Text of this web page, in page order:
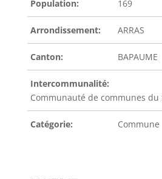
Population: 169
Arrondissement: ARRAS
Canton: BAPAUME
Intercommunalité:
Communauté de communes du
Catégorie: Commune